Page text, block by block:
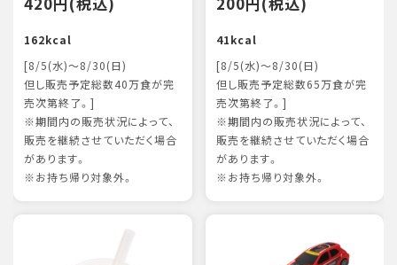
162kcal
[8/5(水)～8/30(日)
但し販売予定総数40万食が完
売次第終了。]
※期間内の販売状況によって、
販売を継続させていただく場合
があります。
※お持ち帰り対象外。
41kcal
[8/5(水)～8/30(日)
但し販売予定総数65万食が完
売次第終了。]
※期間内の販売状況によって、
販売を継続させていただく場合
があります。
※お持ち帰り対象外。